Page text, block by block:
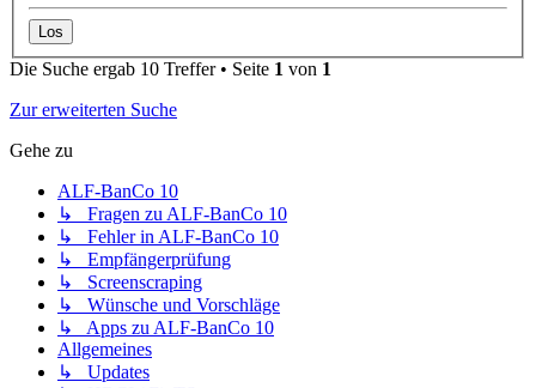
Die Suche ergab 10 Treffer • Seite 1 von 1
Zur erweiterten Suche
Gehe zu
ALF-BanCo 10
↳ Fragen zu ALF-BanCo 10
↳ Fehler in ALF-BanCo 10
↳ Empfängerprüfung
↳ Screenscraping
↳ Wünsche und Vorschläge
↳ Apps zu ALF-BanCo 10
Allgemeines
↳ Updates